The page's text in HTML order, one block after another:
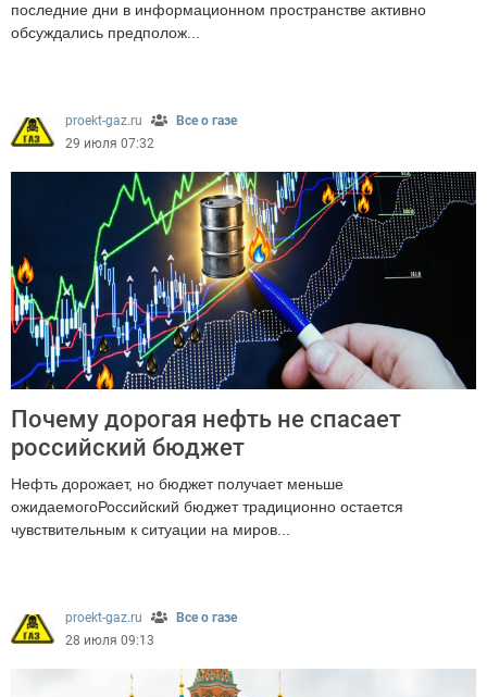
последние дни в информационном пространстве активно
обсуждались предполож...
proekt-gaz.ru
Все о газе
29 июля 07:32
Почему дорогая нефть не спасает
российский бюджет
Нефть дорожает, но бюджет получает меньше
ожидаемогоРоссийский бюджет традиционно остается
чувствительным к ситуации на миров...
proekt-gaz.ru
Все о газе
28 июля 09:13